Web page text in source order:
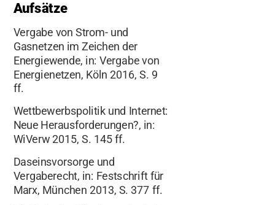
Aufsätze
Vergabe von Strom- und
Gasnetzen im Zeichen der
Energiewende, in: Vergabe von
Energienetzen, Köln 2016, S. 9
ff.
Wettbewerbspolitik und Internet:
Neue Herausforderungen?, in:
WiVerw 2015, S. 145 ff.
Daseinsvorsorge und
Vergaberecht, in: Festschrift für
Marx, München 2013, S. 377 ff.